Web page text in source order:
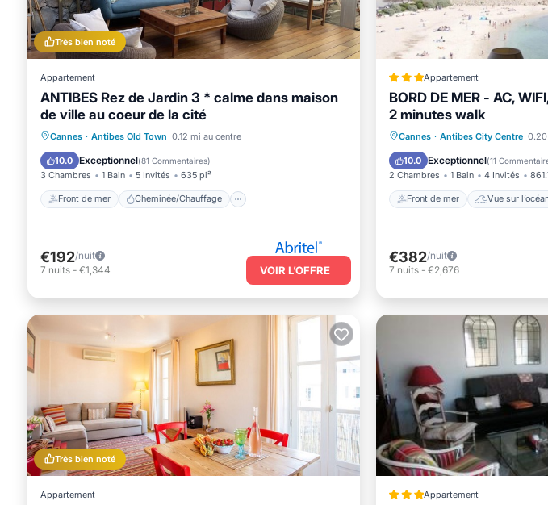
and some of them are repeat guests. Appartement has a friendly neighborhood, and the Antibes Old
want to learn more about the Appartement in Antibes Old Town, such as places to visit and things to
more.
Très bien noté
Appartement
ANTIBES Rez de Jardin 3 * calme dans maison
de ville au coeur de la cité
Cannes · Antibes Old Town 0.12 mi au centre
10.0 Exceptionnel(81 Commentaires)
3 Chambres 1 Bain 5 Invités 635 pi²
Front de mer Cheminée/Chauffage
Front de mer
Cheminée/Chauffage
Vue sur l’océan
Balcon/Terrasse
€192/nuit
7 nuits - €1,344 VOIR L’OFFRE
Appartement
BORD DE MER - AC,
2 minutes walk
Cannes · Antibes City Centre
10.0 Exceptionnel(11
2 Chambres 1 Bain 4 Invités
Front de mer Vue sur
Front de mer Vue
Parking
€382/nuit
7 nuits - €2,676
Très bien noté
Appartement Appartement